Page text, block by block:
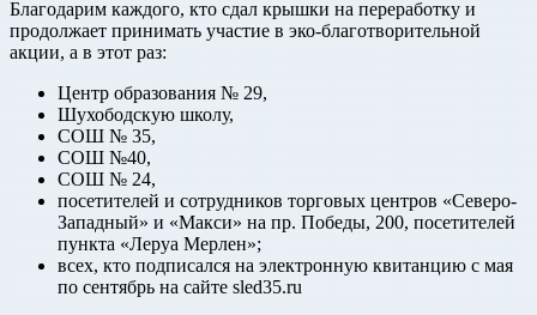
Благодарим каждого, кто сдал крышки на переработку и
продолжает принимать участие в эко-благотворительной
акции, а в этот раз:
Центр образования № 29,
Шухободскую школу,
СОШ № 35,
СОШ №40,
СОШ № 24,
посетителей и сотрудников торговых центров «Северо-
Западный» и «Макси» на пр. Победы, 200, посетителей
пункта «Леруа Мерлен»;
всех, кто подписался на электронную квитанцию с мая
по сентябрь на сайте sled35.ru